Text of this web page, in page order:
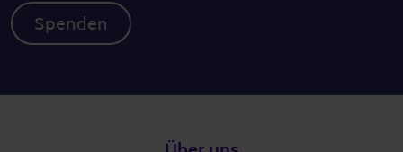
Spenden